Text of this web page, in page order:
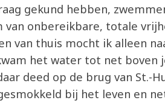
gekund hebben,
onbereikbare, totale
van thuis mocht ik alleen
het water tot net boven
deed op de brug van St.-
bij het leven en